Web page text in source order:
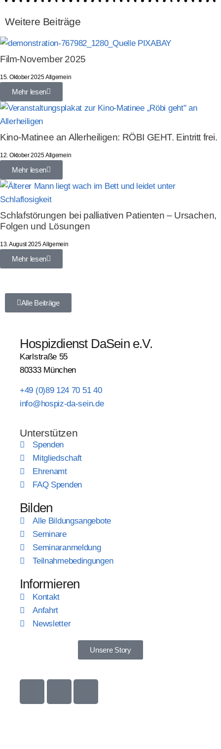
Weitere Beiträge
Film-November 2025
15. Oktober 2025Allgemein
Mehr lesen
Kino-Matinee an Allerheiligen: RÖBI GEHT. Eintritt frei.
12. Oktober 2025Allgemein
Mehr lesen
Schlafstörungen bei palliativen Patienten – Ursachen,
Folgen und Lösungen
13. August 2025Allgemein
Mehr lesen
Alle Beiträge
Hospizdienst DaSein e.V.
Karlstraße 55
80333 München
+49 (0)89 124 70 51 40
info@hospiz-da-sein.de
Unterstützen
Spenden
Mitgliedschaft
Ehrenamt
FAQ Spenden
Bilden
Alle Bildungsangebote
Seminare
Seminaranmeldung
Teilnahmebedingungen
Informieren
Kontakt
Anfahrt
Newsletter
Unsere Story